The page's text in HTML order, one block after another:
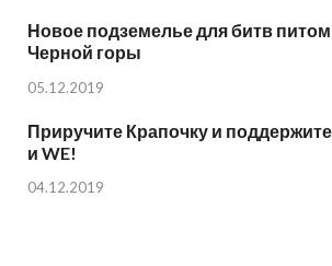
Новое подземелье для битв
Черной горы
05.12.2019
Приручите Крапочку и
и WE!
04.12.2019